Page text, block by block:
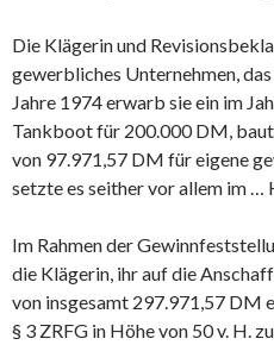
Die Klägerin und
gewerbliches Unternehmen,
Jahre 1974 erwarb sie ein im
Tankboot für 200.000 DM,
von 97.971,57 DM für eigene
setzte es seither vor allem im …
Im Rahmen der
die Klägerin, ihr auf die
von insgesamt 297.971,57 DM
§ 3 ZRFG in Höhe von 50 v. H.